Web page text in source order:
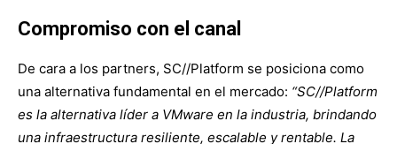
Compromiso con el canal
De cara a los partners, SC//Platform se posiciona como
una alternativa fundamental en el mercado: “SC//Platform
es la alternativa líder a VMware en la industria, brindando
una infraestructura resiliente, escalable y rentable. La